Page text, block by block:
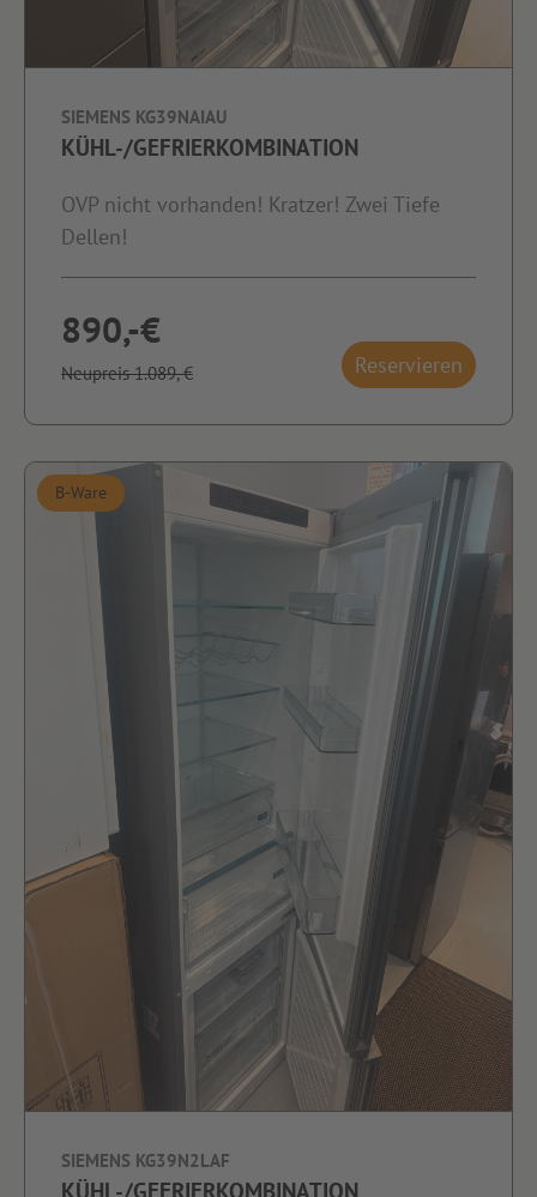
SIEMENS KG39NAIAU
KÜHL-/GEFRIERKOMBINATION
OVP nicht vorhanden! Kratzer! Zwei Tiefe
Dellen!
890,-€
Neupreis 1.089,-€ Reservieren
B-Ware
SIEMENS KG39N2LAF
KÜHL-/GEFRIERKOMBINATION